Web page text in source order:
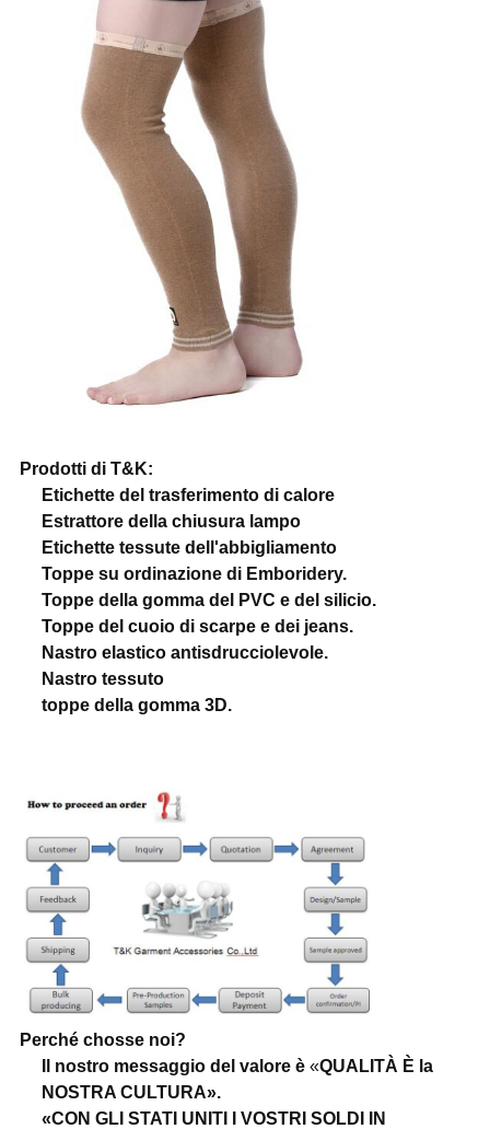
Prodotti di T&K:
Etichette del trasferimento di calore
Estrattore della chiusura lampo
Etichette tessute dell'abbigliamento
Toppe su ordinazione di Emboridery.
Toppe della gomma del PVC e del silicio.
Toppe del cuoio di scarpe e dei jeans.
Nastro elastico antisdrucciolevole.
Nastro tessuto
toppe della gomma 3D.
Perché chosse noi?
Il nostro messaggio del valore è«QUALITÀ È la
NOSTRA CULTURA».
«CON GLI STATI UNITI I VOSTRI SOLDI IN